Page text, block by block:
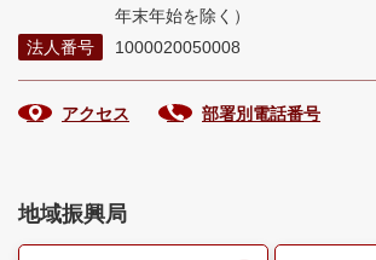
年末年始を除く）
法人番号
1000020050008
アクセス 部署別電話番号
地域振興局